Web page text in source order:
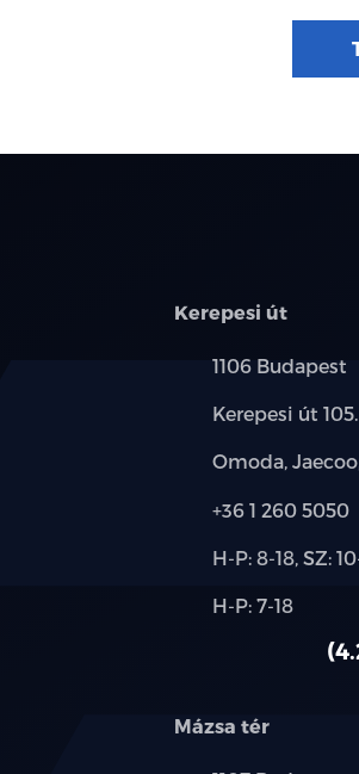
Kerepesi út
Település:
1106 Budapest
Cím:
Kerepesi út 105.
Márkák:
Omoda,
Telefon:
+36 1 260 5050
Új-
használt
H-P: 8-18, SZ:
Alkatrész,
H-P: 7-18
Mázsa tér